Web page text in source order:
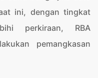
ini, dengan tingkat
perkiraan, RBA
pemangkasan